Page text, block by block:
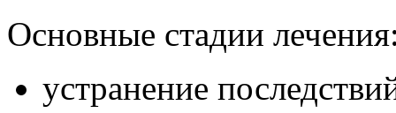
Основные стадии
устранение